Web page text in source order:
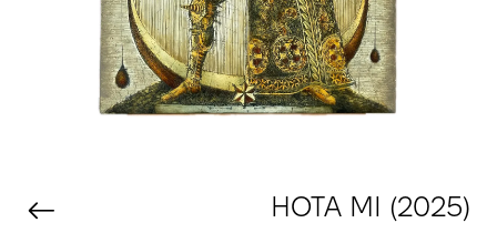
НОТА МІ (2025)